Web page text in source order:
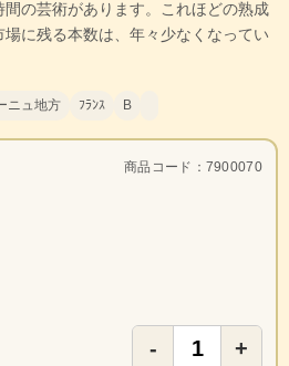
の芸術があります。これほどの熟成
に残る本数は、年々少なくなってい
ニュ地方 ﾌﾗﾝｽ B
商品コード：7900070
- +